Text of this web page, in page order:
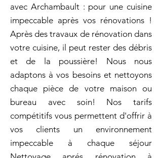
avec Archambault : pour une cuisine
impeccable après vos rénovations !
Après des travaux de rénovation dans
votre cuisine, il peut rester des débris
et de la poussière! Nous nous
adaptons à vos besoins et nettoyons
chaque pièce de votre maison ou
bureau avec soin! Nos tarifs
compétitifs vous permettent d'offrir à
vos clients un environnement
impeccable à chaque séjour